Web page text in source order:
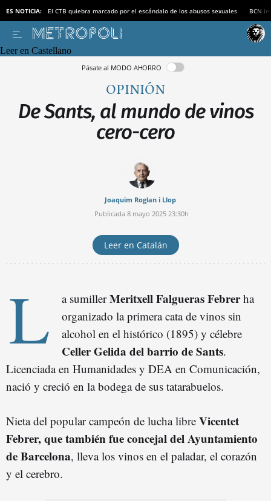
ES NOTICIA: El CTB quiebra marcado por el escándalo de los abusos sexuales BCN
Leer en Castellano
Pásate al MODO AHORRO
OPINIÓN
De Sants, al mundo de vinos
cero-cero
Joaquim Roglan i Llop
Publicada 8 mayo 2025 23:30h
Leer en Catalán
L a sumillerMeritxell Falgueras Febrerha
organizado la primera cata de vinos sin
alcohol en el histórico (1895) y célebre
Celler Gelida del barrio de Sants.
Licenciada en Humanidades y DEA en Comunicación,
nació y creció en la bodega de sus tatarabuelos.
Nieta del popular campeón de lucha libre Vicentet
Febrer, que también fue concejal del Ayuntamiento
de Barcelona, lleva los vinos en el paladar, el corazón
y el cerebro.